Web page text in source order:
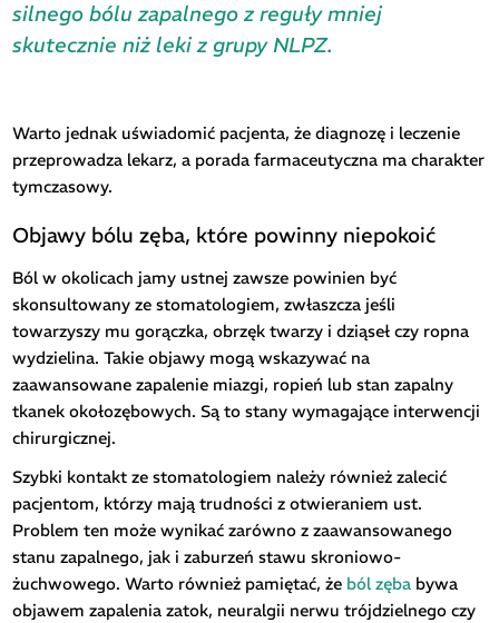
silnego bólu zapalnego z reguły mniej
skutecznie niż leki z grupy NLPZ.
Warto jednak uświadomić pacjenta, że diagnozę i leczenie
przeprowadza lekarz, a porada farmaceutyczna ma charakter
tymczasowy.
Objawy bólu zęba, które powinny niepokoić
Ból w okolicach jamy ustnej zawsze powinien być
skonsultowany ze stomatologiem, zwłaszcza jeśli
towarzyszy mu gorączka, obrzęk twarzy i dziąseł czy ropna
wydzielina. Takie objawy mogą wskazywać na
zaawansowane zapalenie miazgi, ropień lub stan zapalny
tkanek okołozębowych. Są to stany wymagające interwencji
chirurgicznej.
Szybki kontakt ze stomatologiem należy również zalecić
pacjentom, którzy mają trudności z otwieraniem ust.
Problem ten może wynikać zarówno z zaawansowanego
stanu zapalnego, jak i zaburzeń stawu skroniowo-
żuchwowego. Warto również pamiętać, że ból zęba bywa
objawem zapalenia zatok, neuralgii nerwu trójdzielnego czy